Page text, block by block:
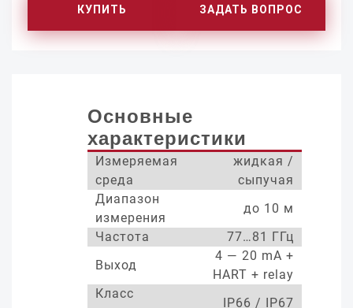
КУПИТЬ ЗАДАТЬ ВОПРОС
Основные
характеристики
Измеряемая
среда
жидкая /
сыпучая
Диапазон
измерения
до 10 м
Частота
77…81 ГГц
Выход
4 — 20 mA +
HART + relay
Класс
IP66 / IP67